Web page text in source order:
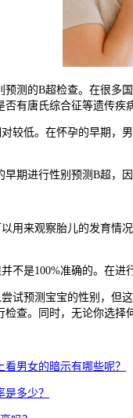
的B超检查。在很多国
有唐氏综合征等遗传
低。在怀孕的早期，
进行性别预测B超，因
来观察胎儿的发育情况
是100%准确的。在进
预测宝宝的性别，但这
查。同时，无论你选
男女的暗示有哪些呢？
多少？